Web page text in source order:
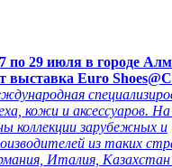
по 29 июля в городе
выставка Euro
кожи и аксессуаров.
коллекции зарубежных и
из таких
Италия, Казахстан